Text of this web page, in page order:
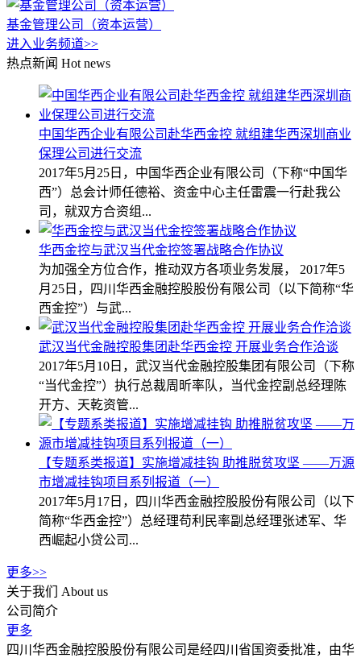
基金管理公司（资本运营）
进入业务频道>>
热点新闻 Hot news
中国华西企业有限公司赴华西金控 就组建华西深圳商业
保理公司进行交流
2017年5月25日，中国华西企业有限公司（下称“中国华
西”）总会计师任德裕、资金中心主任雷震一行赴我公
司，就双方合资组...
华西金控与武汉当代金控签署战略合作协议
为加强全方位合作，推动双方各项业务发展， 2017年5
月25日，四川华西金融控股股份有限公司（以下简称“华
西金控”）与武...
武汉当代金融控股集团赴华西金控 开展业务合作洽谈
2017年5月10日，武汉当代金融控股集团有限公司（下称
“当代金控”）执行总裁周昕率队，当代金控副总经理陈
开方、天乾资管...
【专题系类报道】实施增减挂钩 助推脱贫攻坚 ——万源
市增减挂钩项目系列报道（一）
2017年5月17日，四川华西金融控股股份有限公司（以下
简称“华西金控”）总经理苟利民率副总经理张述军、华
西崛起小贷公司...
更多>>
关于我们
About us
公司简介
更多
四川华西金融控股股份有限公司是经四川省国资委批准，由华